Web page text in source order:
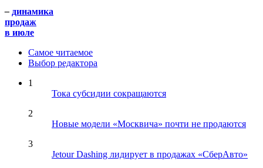
– динамика
продаж
в июле
Самое читаемое
Выбор редактора
1
Тока субсидии сокращаются
2
Новые модели «Москвича» почти не продаются
3
Jetour Dashing лидирует в продажах «СберАвто»